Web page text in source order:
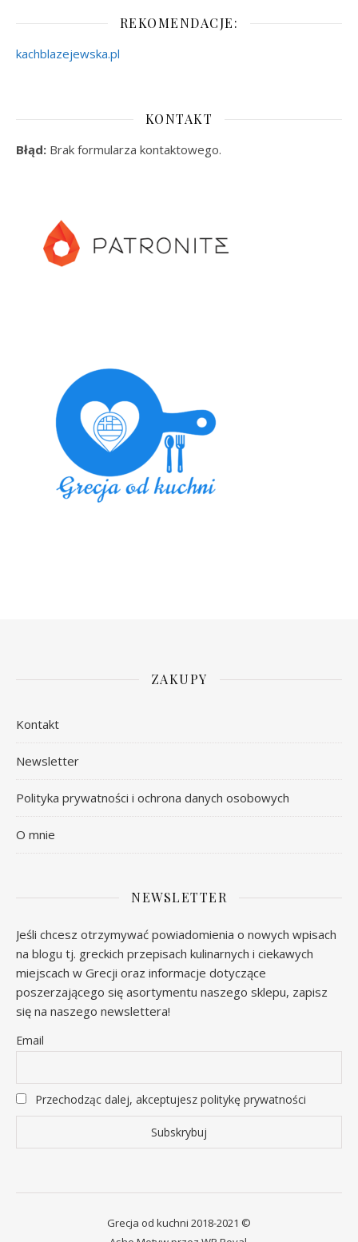
REKOMENDACJE:
kachblazejewska.pl
KONTAKT
Błąd: Brak formularza kontaktowego.
ZAKUPY
Kontakt
Newsletter
Polityka prywatności i ochrona danych osobowych
O mnie
NEWSLETTER
Jeśli chcesz otrzymywać powiadomienia o nowych wpisach
na blogu tj. greckich przepisach kulinarnych i ciekawych
miejscach w Grecji oraz informacje dotyczące
poszerzającego się asortymentu naszego sklepu, zapisz
się na naszego newslettera!
Email
Przechodząc dalej, akceptujesz politykę prywatności
Grecja od kuchni 2018-2021 ©